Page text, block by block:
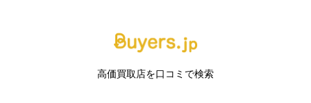
任意
高価買取店を口コミで検索